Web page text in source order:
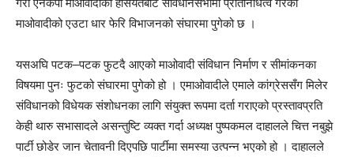
गरी एनेकपा माओवादीको हैसियतबाट संविधानसभामा प्रतिनिधित्व गरेको
माओवादीको एउटा धार फेरि विभाजनको संघारमा पुगेको छ ।
यसअघि पटक–पटक फुटदै आएको माओवादी संविधान निर्माण र सीमांकनका
विषयमा पुनः फुटको संघारमा पुगेको हो । एमाओवादीले एमाले कांग्रेससँग मिलेर
संविधानको विधेयक संशोधनका लागि संयुक्त रूपमा दर्ता गराएको प्रस्तावप्रति
केही थारु सभासादले असन्तुष्टि व्यक्त गर्दा अध्यक्ष पुष्पकमल दाहालले चित्त नबुझे
पार्टी छोडेर जान चेतावनी दिएपछि पार्टीमा समस्या उत्पन्न भएको हो । दाहालले